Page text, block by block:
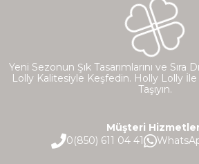
Yeni Sezonun Şık Tasarımlarını ve Sıra
Lolly Kalitesiyle Keşfedin. Holly Lolly
Taşıyın.
Müşteri
0(850) 611 04 41